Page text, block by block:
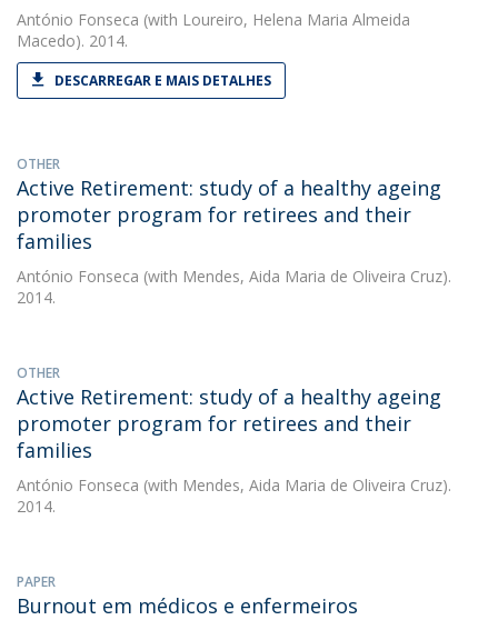
António Fonseca (with Loureiro, Helena Maria Almeida
Macedo). 2014.
DESCARREGAR E MAIS DETALHES
OTHER
Active Retirement: study of a healthy ageing
promoter program for retirees and their
families
António Fonseca (with Mendes, Aida Maria de Oliveira Cruz).
2014.
OTHER
Active Retirement: study of a healthy ageing
promoter program for retirees and their
families
António Fonseca (with Mendes, Aida Maria de Oliveira Cruz).
2014.
PAPER
Burnout em médicos e enfermeiros